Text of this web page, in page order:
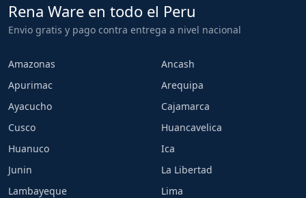
Rena Ware en todo el Peru
Envio gratis y pago contra entrega a nivel nacional
Amazonas
Ancash
Apurimac
Arequipa
Ayacucho
Cajamarca
Cusco
Huancavelica
Huanuco
Ica
Junin
La Libertad
Lambayeque
Lima